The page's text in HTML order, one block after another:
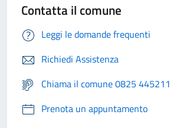
Contatta il comune
Leggi le domande frequenti
Richiedi Assistenza
Chiama il comune 0825 445211
Prenota un appuntamento